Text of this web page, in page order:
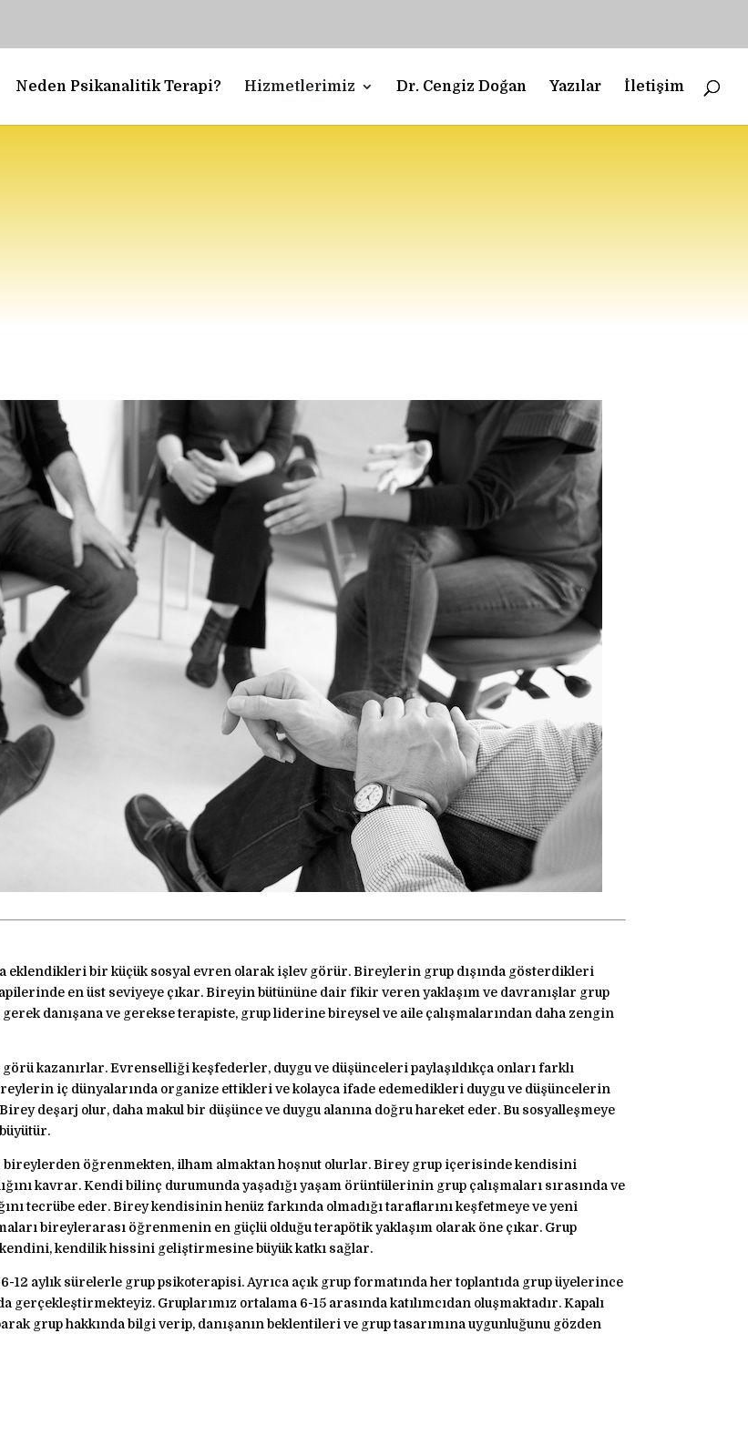
Neden Psikanalitik Terapi? Hizmetlerimiz Dr. Cengiz Doğan Yazılar İletişim
eklendikleri bir küçük sosyal evren olarak işlev görür. Bireylerin grup dışında gösterdikleri
en üst seviyeye çıkar. Bireyin bütününe dair fikir veren yaklaşım ve davranışlar grup
danışana ve gerekse terapiste, grup liderine bireysel ve aile çalışmalarından daha zengin
kazanırlar. Evrenselliği keşfederler, duygu ve düşünceleri paylaşıldıkça onları farklı
iç dünyalarında organize ettikleri ve kolayca ifade edemedikleri duygu ve düşüncelerin
deşarj olur, daha makul bir düşünce ve duygu alanına doğru hareket eder. Bu sosyalleşmeye
bireylerden öğrenmekten, ilham almaktan hoşnut olurlar. Birey grup içerisinde kendisini
kavrar. Kendi bilinç durumunda yaşadığı yaşam örüntülerinin grup çalışmaları sırasında ve
tecrübe eder. Birey kendisinin henüz farkında olmadığı taraflarını keşfetmeye ve yeni
bireylerarası öğrenmenin en güçlü olduğu terapötik yaklaşım olarak öne çıkar. Grup
kendilik hissini geliştirmesine büyük katkı sağlar.
12 aylık sürelerle grup psikoterapisi. Ayrıca açık grup formatında her toplantıda grup üyelerince
gerçekleştirmekteyiz. Gruplarımız ortalama 6-15 arasında katılımcıdan oluşmaktadır. Kapalı
grup hakkında bilgi verip, danışanın beklentileri ve grup tasarımına uygunluğunu gözden